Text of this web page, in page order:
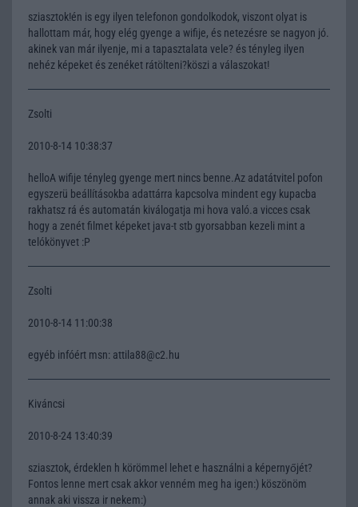
sziasztok!én is egy ilyen telefonon gondolkodok, viszont olyat is
hallottam már, hogy elég gyenge a wifije, és netezésre se nagyon jó.
akinek van már ilyenje, mi a tapasztalata vele? és tényleg ilyen
nehéz képeket és zenéket rátölteni?köszi a válaszokat!
Zsolti
2010-8-14 10:38:37
helloA wifije tényleg gyenge mert nincs benne.Az adatátvitel pofon
egyszerü beállításokba adattárra kapcsolva mindent egy kupacba
rakhatsz rá és automatán kiválogatja mi hova való.a vicces csak
hogy a zenét filmet képeket java-t stb gyorsabban kezeli mint a
telókönyvet :P
Zsolti
2010-8-14 11:00:38
egyéb infóért msn: attila88@c2.hu
Kiváncsi
2010-8-24 13:40:39
sziasztok, érdeklen h körömmel lehet e használni a képernyőjét?
Fontos lenne mert csak akkor venném meg ha igen:) köszönöm
annak aki vissza ir nekem:)